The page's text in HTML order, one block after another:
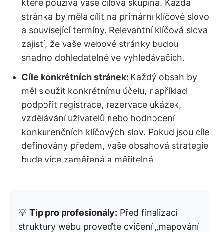
které používá vaše cílová skupina. Každá
stránka by měla cílit na primární klíčové slovo
a související termíny. Relevantní klíčová slova
zajistí, že vaše webové stránky budou
snadno dohledatelné ve vyhledávačích.
Cíle konkrétních stránek: Každý obsah by
měl sloužit konkrétnímu účelu, například
podpořit registrace, rezervace ukázek,
vzdělávání uživatelů nebo hodnocení
konkurenčních klíčových slov. Pokud jsou cíle
definovány předem, vaše obsahová strategie
bude více zaměřená a měřitelná.
💡 Tip pro profesionály: Před finalizací
struktury webu proveďte cvičení „mapování